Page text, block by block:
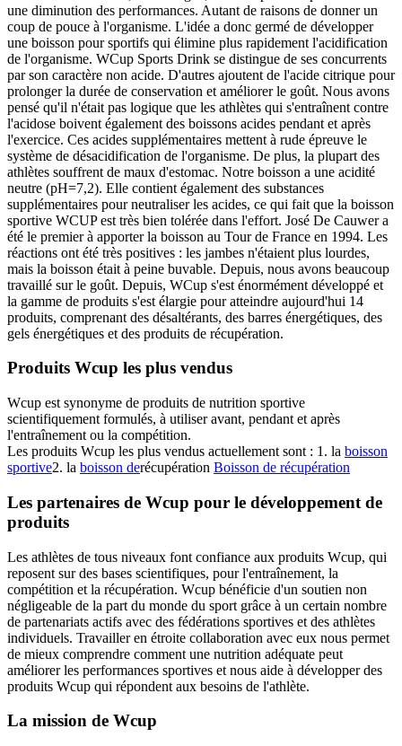
une diminution des performances. Autant de raisons de donner un
coup de pouce à l'organisme. L'idée a donc germé de développer
une boisson pour sportifs qui élimine plus rapidement l'acidification
de l'organisme. WCup Sports Drink se distingue de ses concurrents
par son caractère non acide. D'autres ajoutent de l'acide citrique pour
prolonger la durée de conservation et améliorer le goût. Nous avons
pensé qu'il n'était pas logique que les athlètes qui s'entraînent contre
l'acidose boivent également des boissons acides pendant et après
l'exercice. Ces acides supplémentaires mettent à rude épreuve le
système de désacidification de l'organisme. De plus, la plupart des
athlètes souffrent de maux d'estomac. Notre boisson a une acidité
neutre (pH=7,2). Elle contient également des substances
supplémentaires pour neutraliser les acides, ce qui fait que la boisson
sportive WCUP est très bien tolérée dans l'effort. José De Cauwer a
été le premier à apporter la boisson au Tour de France en 1994. Les
réactions ont été très positives : les jambes n'étaient plus lourdes,
mais la boisson était à peine buvable. Depuis, nous avons beaucoup
travaillé sur le goût. Depuis, WCup s'est énormément développé et
la gamme de produits s'est élargie pour atteindre aujourd'hui 14
produits, comprenant des désaltérants, des barres énergétiques, des
gels énergétiques et des produits de récupération.
Produits Wcup les plus vendus
Wcup est synonyme de produits de nutrition sportive
scientifiquement formulés, à utiliser avant, pendant et après
l'entraînement ou la compétition.
Les produits Wcup les plus vendus actuellement sont : 1. la boisson
sportive2. la boisson derécupération Boisson de récupération
Les partenaires de Wcup pour le développement de
produits
Les athlètes de tous niveaux font confiance aux produits Wcup, qui
reposent sur des bases scientifiques, pour l'entraînement, la
compétition et la récupération. Wcup bénéficie d'un soutien non
négligeable de la part du monde du sport grâce à un certain nombre
de partenariats actifs avec des fédérations sportives et des athlètes
individuels. Travailler en étroite collaboration avec eux nous permet
de mieux comprendre comment une nutrition adéquate peut
améliorer les performances sportives et nous aide à développer des
produits Wcup qui répondent aux besoins de l'athlète.
La mission de Wcup